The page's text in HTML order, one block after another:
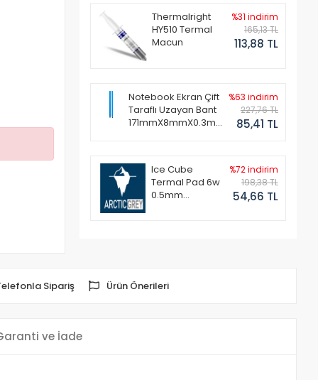
Thermalright
HY510 Termal
Macun
%31 indirim
165,13 TL
113,88 TL
Notebook Ekran Çift
Taraflı Uzayan Bant
171mmX8mmX0.3mm
%63 indirim
227,76 TL
85,41 TL
Ice Cube
Termal Pad 6w
0.5mm
%72 indirim
198,38 TL
54,66 TL
Sipariş Ürün Önerileri
ve İade